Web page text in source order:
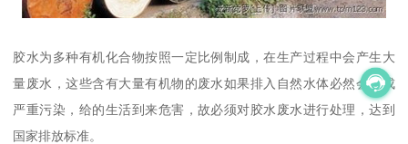
胶水为多种有机化合物按照一定比例制成，在生产过程中会产生大
量废水，这些含有大量有机物的废水如果排入自然水体必然会造成
严重污染，给的生活到来危害，故必须对胶水废水进行处理，达到
国家排放标准。